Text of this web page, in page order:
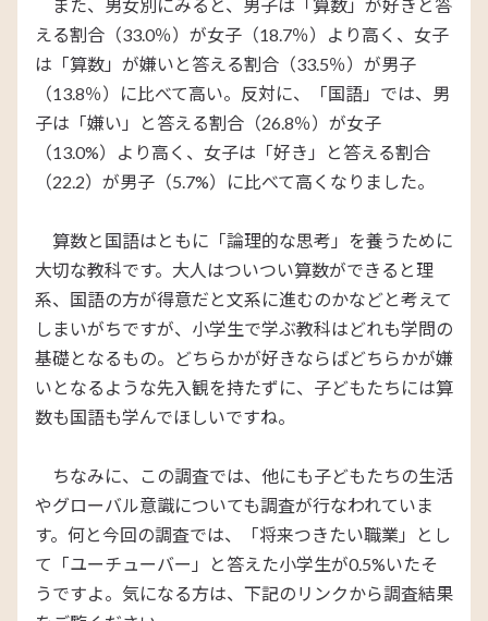
また、男女別にみると、男子は「算数」が好きと答
える割合（33.0％） が女子（18.7％）
より高く、女子
は「算数」が嫌いと答える割合（33.5％） が男子
（13.8％）に比べて高い。反対に、「国語」では、男
子は「嫌い」と答える割合（26.8％） が女子
（13.0%）より高く、女子は「好き」と答える割合
（22.2） が男子（5.7%）に比べて高くなりました。
算数と国語はともに「論理的な思考」を養うために
大切な教科です。大人はついつい算数ができると理
系、国語の方が得意だと文系に進むのかなどと考えて
しまいがちですが、小学生で学ぶ教科はどれも学問の
基礎となるもの。どちらかが好きならばどちらかが嫌
いとなるような先入観を持たずに、子どもたちには算
数も国語も学んでほしいですね。
ちなみに、この調査では、他にも子どもたちの生活
やグローバル意識についても調査が行なわれていま
す。何と今回の調査では、「将来つきたい職業」とし
て「ユーチューバー」と答えた小学生が0.5%いたそ
うですよ。気になる方は、下記のリンクから調査結果